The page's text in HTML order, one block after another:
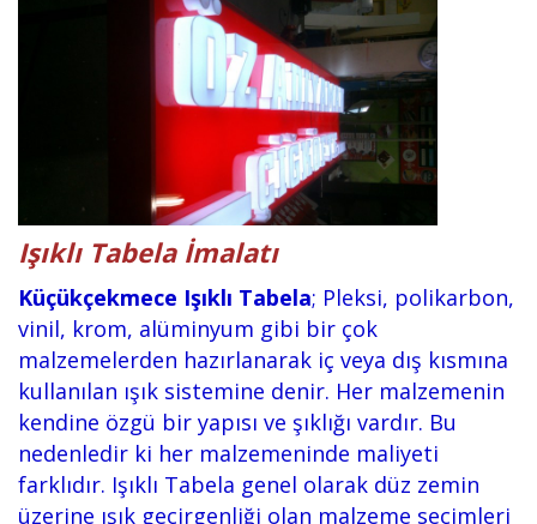
Işıklı Tabela İmalatı
Küçükçekmece Işıklı Tabela; Pleksi, polikarbon,
vinil, krom, alüminyum gibi bir çok
malzemelerden hazırlanarak iç veya dış kısmına
kullanılan ışık sistemine denir. Her malzemenin
kendine özgü bir yapısı ve şıklığı vardır. Bu
nedenledir ki her malzemeninde maliyeti
farklıdır. Işıklı Tabela genel olarak düz zemin
üzerine ışık geçirgenliği olan malzeme seçimleri